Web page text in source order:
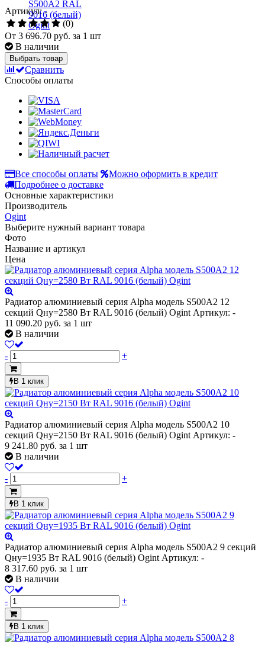
Артикул: -
(0)
От 3 696.70 руб. за 1 шт
В наличии
Выбрать товар
Сравнить
Способы оплаты
Все способы оплаты
Можно оформить в кредит
Подробнее о доставке
Основные характеристики
Производитель
Ogint
Выберите нужный вариант товара
Фото
Название и артикул
Цена
Радиатор алюминиевый серия Alpha модель S500A2 12
секций Qну=2580 Вт RAL 9016 (белый) Ogint Артикул: -
11 090.20 руб. за 1 шт
В наличии
- +
В 1 клик
Радиатор алюминиевый серия Alpha модель S500A2 10
секций Qну=2150 Вт RAL 9016 (белый) Ogint Артикул: -
9 241.80 руб. за 1 шт
В наличии
- +
В 1 клик
Радиатор алюминиевый серия Alpha модель S500A2 9 секций
Qну=1935 Вт RAL 9016 (белый) Ogint Артикул: -
8 317.60 руб. за 1 шт
В наличии
- +
В 1 клик